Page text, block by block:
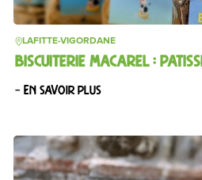
LAFITTE-VIGORDANE
BISCUITERIE MACAREL :
– En savoir plus